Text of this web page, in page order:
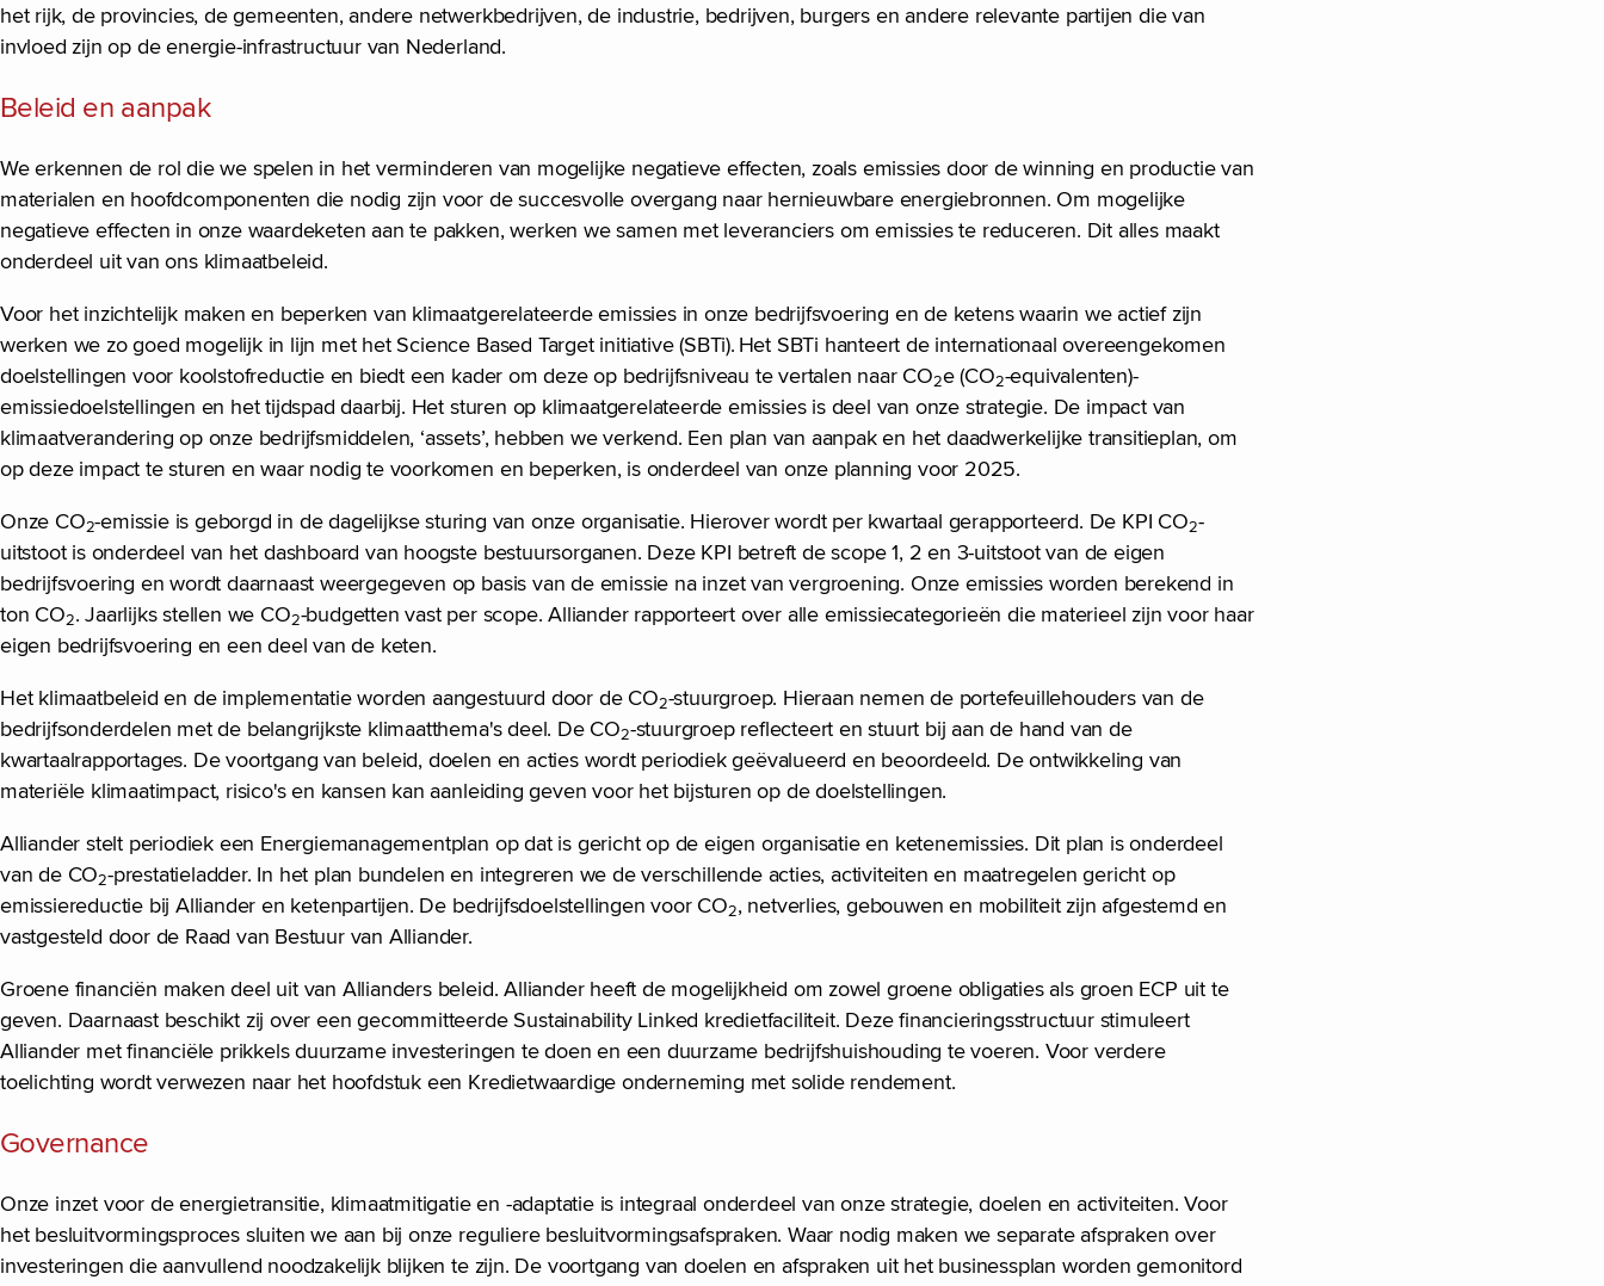
het rijk, de provincies, de gemeenten, andere netwerkbedrijven, de industrie, bedrijven, burgers en andere relevante partijen die van
invloed zijn op de energie-infrastructuur van Nederland.
Beleid en aanpak
We erkennen de rol die we spelen in het verminderen van mogelijke negatieve effecten, zoals emissies door de winning en productie van
materialen en hoofdcomponenten die nodig zijn voor de succesvolle overgang naar hernieuwbare energiebronnen. Om mogelijke
negatieve effecten in onze waardeketen aan te pakken, werken we samen met leveranciers om emissies te reduceren. Dit alles maakt
onderdeel uit van ons klimaatbeleid.
Voor het inzichtelijk maken en beperken van klimaatgerelateerde emissies in onze bedrijfsvoering en de ketens waarin we actief zijn
werken we zo goed mogelijk in lijn met het Science Based Target initiative (SBTi). Het SBTi hanteert de internationaal overeengekomen
doelstellingen voor koolstofreductie en biedt een kader om deze op bedrijfsniveau te vertalen naar CO2e (CO2-equivalenten)-
emissiedoelstellingen en het tijdspad daarbij. Het sturen op klimaatgerelateerde emissies is deel van onze strategie. De impact van
klimaatverandering op onze bedrijfsmiddelen, ‘assets’, hebben we verkend. Een plan van aanpak en het daadwerkelijke transitieplan, om
op deze impact te sturen en waar nodig te voorkomen en beperken, is onderdeel van onze planning voor 2025.
Onze CO2-emissie is geborgd in de dagelijkse sturing van onze organisatie. Hierover wordt per kwartaal gerapporteerd. De KPI CO2-
uitstoot is onderdeel van het dashboard van hoogste bestuursorganen. Deze KPI betreft de scope 1, 2 en 3-uitstoot van de eigen
bedrijfsvoering en wordt daarnaast weergegeven op basis van de emissie na inzet van vergroening. Onze emissies worden berekend in
ton CO2. Jaarlijks stellen we CO2-budgetten vast per scope. Alliander rapporteert over alle emissiecategorieën die materieel zijn voor haar
eigen bedrijfsvoering en een deel van de keten.
Het klimaatbeleid en de implementatie worden aangestuurd door de CO2-stuurgroep. Hieraan nemen de portefeuillehouders van de
bedrijfsonderdelen met de belangrijkste klimaatthema's deel. De CO2-stuurgroep reflecteert en stuurt bij aan de hand van de
kwartaalrapportages. De voortgang van beleid, doelen en acties wordt periodiek geëvalueerd en beoordeeld. De ontwikkeling van
materiële klimaatimpact, risico's en kansen kan aanleiding geven voor het bijsturen op de doelstellingen.
Alliander stelt periodiek een Energiemanagementplan op dat is gericht op de eigen organisatie en ketenemissies. Dit plan is onderdeel
van de CO2-prestatieladder. In het plan bundelen en integreren we de verschillende acties, activiteiten en maatregelen gericht op
emissiereductie bij Alliander en ketenpartijen. De bedrijfsdoelstellingen voor CO2, netverlies, gebouwen en mobiliteit zijn afgestemd en
vastgesteld door de Raad van Bestuur van Alliander.
Groene financiën maken deel uit van Allianders beleid. Alliander heeft de mogelijkheid om zowel groene obligaties als groen ECP uit te
geven. Daarnaast beschikt zij over een gecommitteerde Sustainability Linked kredietfaciliteit. Deze financieringsstructuur stimuleert
Alliander met financiële prikkels duurzame investeringen te doen en een duurzame bedrijfshuishouding te voeren. Voor verdere
toelichting wordt verwezen naar het hoofdstuk een Kredietwaardige onderneming met solide rendement.
Governance
Onze inzet voor de energietransitie, klimaatmitigatie en -adaptatie is integraal onderdeel van onze strategie, doelen en activiteiten. Voor
het besluitvormingsproces sluiten we aan bij onze reguliere besluitvormingsafspraken. Waar nodig maken we separate afspraken over
investeringen die aanvullend noodzakelijk blijken te zijn. De voortgang van doelen en afspraken uit het businessplan worden gemonitord